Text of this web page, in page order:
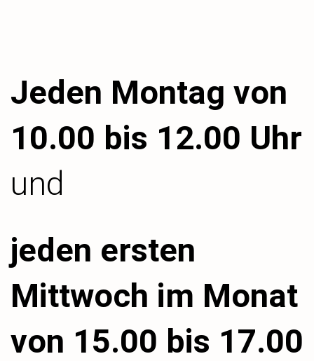
Jeden Montag von
10.00 bis 12.00 Uhr
und
jeden ersten
Mittwoch im Monat
von 15.00 bis 17.00